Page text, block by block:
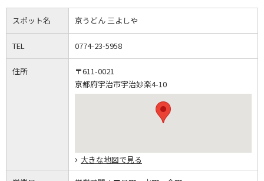
スポット名 京うどん 三よしや
TEL 0774-23-5958
住所
〒611-0021
京都府宇治市宇治妙楽4-10
大きな地図で見る